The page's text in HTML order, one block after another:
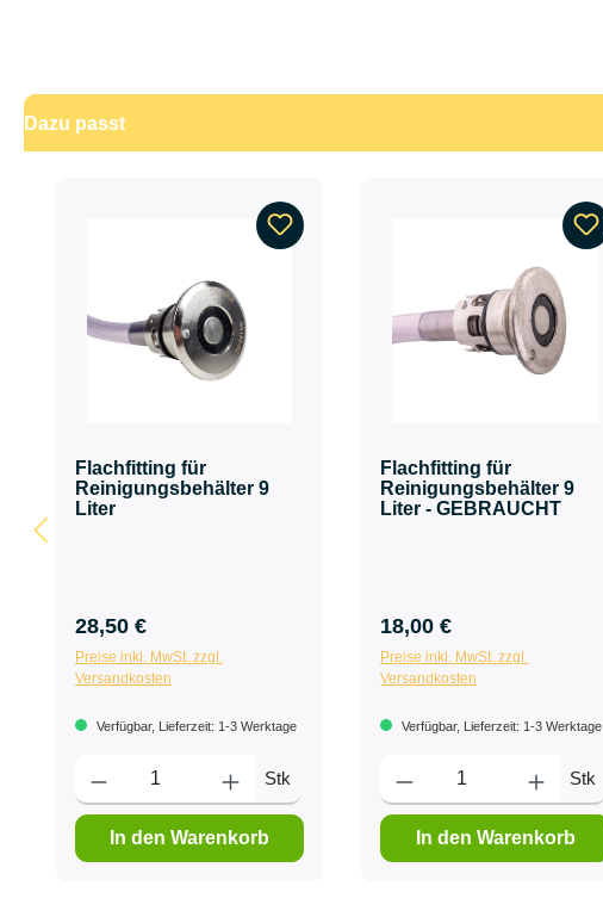
Dazu passt
Flachfitting für
Reinigungsbehälter 9
Liter
28,50 €
Preise inkl. MwSt. zzgl.
Versandkosten
Verfügbar, Lieferzeit: 1-3 Werktage
Stk
In den Warenkorb
Flachfitting für
Reinigungsbehälter 9
Liter - GEBRAUCHT
18,00 €
Preise inkl. MwSt. zzgl.
Versandkosten
Verfügbar, Lieferzeit: 1-3 Werktage
Stk
In den Warenkorb